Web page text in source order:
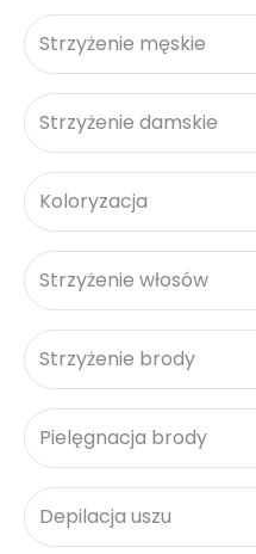
Strzyżenie męskie
Strzyżenie damskie
Koloryzacja
Strzyżenie włosów
Strzyżenie brody
Pielęgnacja brody
Depilacja uszu